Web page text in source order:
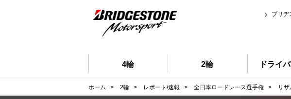
ブリヂ
4輪 2輪 ドライ
ホーム > 2輪 > レポート/速報 > 全日本ロードレース選手権 > リ